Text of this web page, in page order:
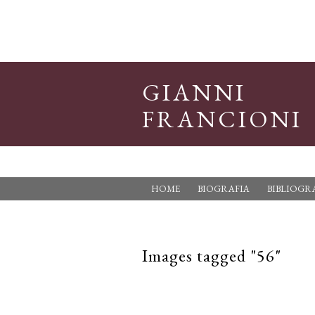
GIANNI
FRANCIONI
HOME BIOGRAFIA
Images tagged "56"